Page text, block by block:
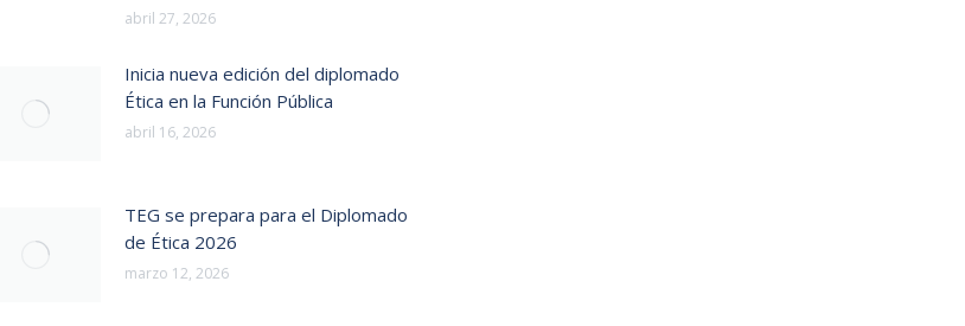
abril 27, 2026
Inicia nueva edición del diplomado
Ética en la Función Pública
abril 16, 2026
TEG se prepara para el Diplomado
de Ética 2026
marzo 12, 2026